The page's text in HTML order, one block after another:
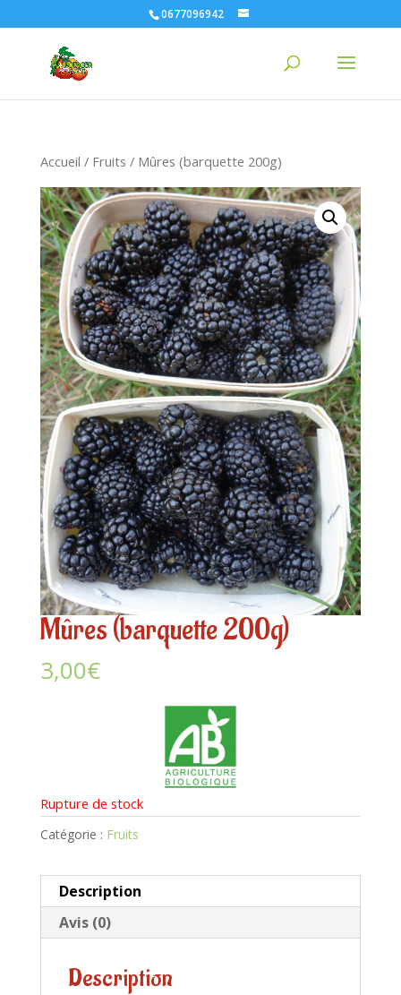
0677096942
Accueil / Fruits / Mûres (barquette 200g)
Mûres (barquette 200g)
3,00€
Rupture de stock
Catégorie : Fruits
Description
Avis (0)
Description